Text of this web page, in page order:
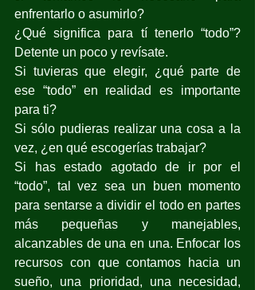
enfrentarlo o asumirlo?
¿Qué significa para tí tenerlo “todo”?
Detente un poco y revísate.
Si tuvieras que elegir, ¿qué parte de
ese “todo” en realidad es importante
para ti?
Si sólo pudieras realizar una cosa a la
vez, ¿en qué escogerías trabajar?
Si has estado agotado de ir por el
“todo”, tal vez sea un buen momento
para sentarse a dividir el todo en partes
más pequeñas y manejables,
alcanzables de una en una. Enfocar los
recursos con que contamos hacia un
sueño, una prioridad, una necesidad,